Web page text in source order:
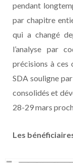
pendant
par chapitre
qui a changé
l’analyse par
précisions à ces
SDA souligne
consolidés et
28-29 mars
Les